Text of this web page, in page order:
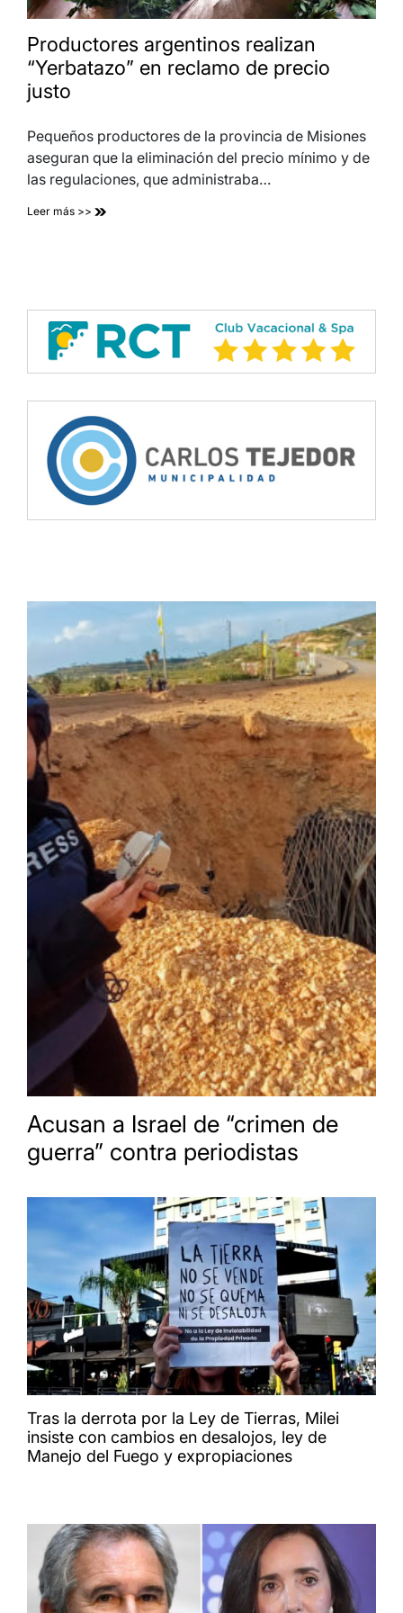
Productores argentinos realizan
“Yerbatazo” en reclamo de precio
justo
Pequeños productores de la provincia de Misiones
aseguran que la eliminación del precio mínimo y de
las regulaciones, que administraba…
Leer más >>
Acusan a Israel de “crimen de
guerra” contra periodistas
Tras la derrota por la Ley de Tierras, Milei
insiste con cambios en desalojos, ley de
Manejo del Fuego y expropiaciones